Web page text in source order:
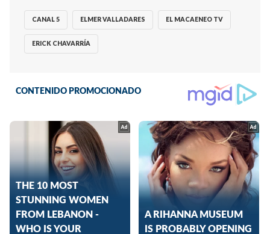
CANAL 5 ELMER VALLADARES EL MACAENEO TV
ERICK CHAVARRÍA